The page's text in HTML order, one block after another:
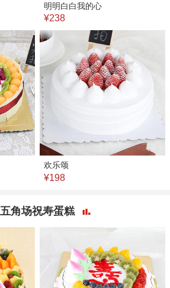
明明白白我的心
¥238
欢乐颂
¥198
五角场祝寿蛋糕